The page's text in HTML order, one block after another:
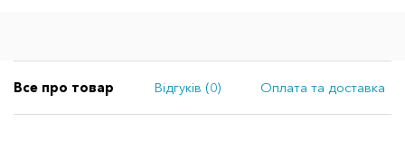
Все про товар Відгуків (0) Оплата та доставка